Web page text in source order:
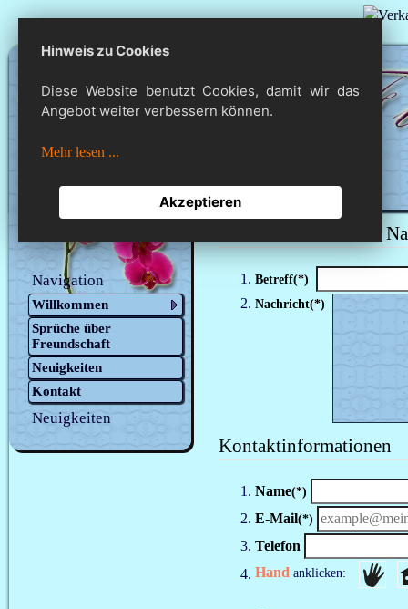
Navigation
Willkommen
Sprüche über
Freundschaft
Neuigkeiten
Kontakt
Neuigkeiten
Geben Sie unten Ihre
Betreff(*)
Nachricht(*)
Kontaktinformationen
Name(*)
E-Mail(*)
Telefon
Hand anklicken:
Hinweis zu Cookies
Diese Website benutzt Cookies, damit wir das
Angebot weiter verbessern können.
Mehr lesen ...
Akzeptieren